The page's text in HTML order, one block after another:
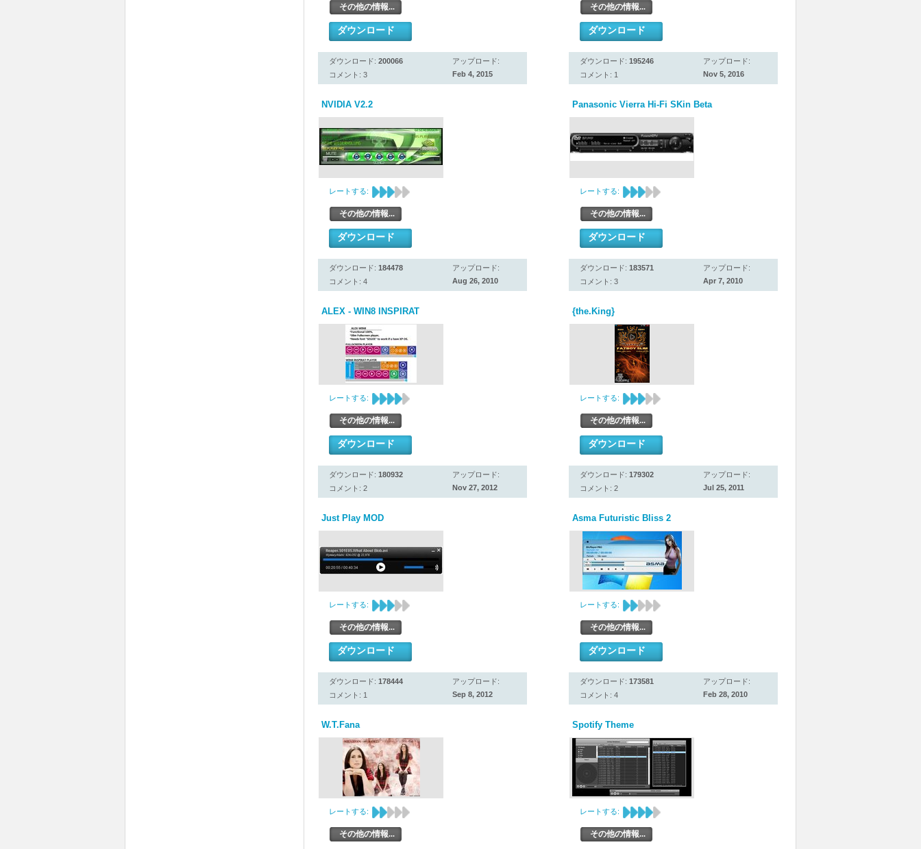
その他の情報...
ダウンロード
ダウンロード: 200066
コメント: 3
アップロード:
Feb 4, 2015
その他の情報...
ダウンロード
ダウンロード: 195246
コメント: 1
アップロード:
Nov 5, 2016
NVIDIA V2.2
レートする:
その他の情報...
ダウンロード
ダウンロード: 184478
コメント: 4
アップロード:
Aug 26, 2010
Panasonic Vierra Hi-Fi SKin Beta
レートする:
その他の情報...
ダウンロード
ダウンロード: 183571
コメント: 3
アップロード:
Apr 7, 2010
ALEX - WIN8 INSPIRAT
レートする:
その他の情報...
ダウンロード
ダウンロード: 180932
コメント: 2
アップロード:
Nov 27, 2012
{the.King}
レートする:
その他の情報...
ダウンロード
ダウンロード: 179302
コメント: 2
アップロード:
Jul 25, 2011
Just Play MOD
レートする:
その他の情報...
ダウンロード
ダウンロード: 178444
コメント: 1
アップロード:
Sep 8, 2012
Asma Futuristic Bliss 2
レートする:
その他の情報...
ダウンロード
ダウンロード: 173581
コメント: 4
アップロード:
Feb 28, 2010
W.T.Fana
レートする:
その他の情報...
Spotify Theme
レートする:
その他の情報...